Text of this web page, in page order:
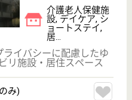
変更
変更